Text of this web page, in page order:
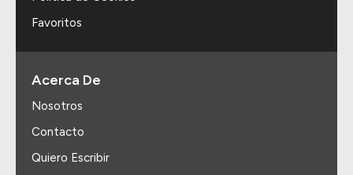
Favoritos
Acerca De
Nosotros
Contacto
Quiero Escribir